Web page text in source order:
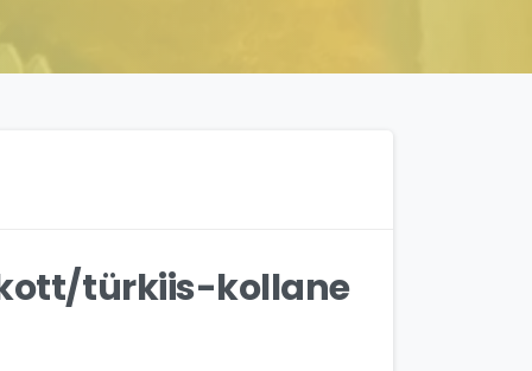
türkiis-kollane